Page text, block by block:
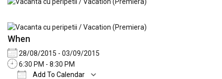
When
28/08/2015 - 03/09/2015
6:30 PM - 8:30 PM
Add To Calendar